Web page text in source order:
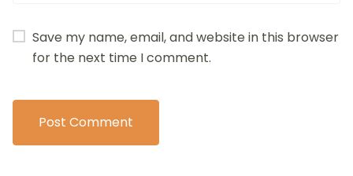
Save my name, email, and website in this browser
for the next time I comment.